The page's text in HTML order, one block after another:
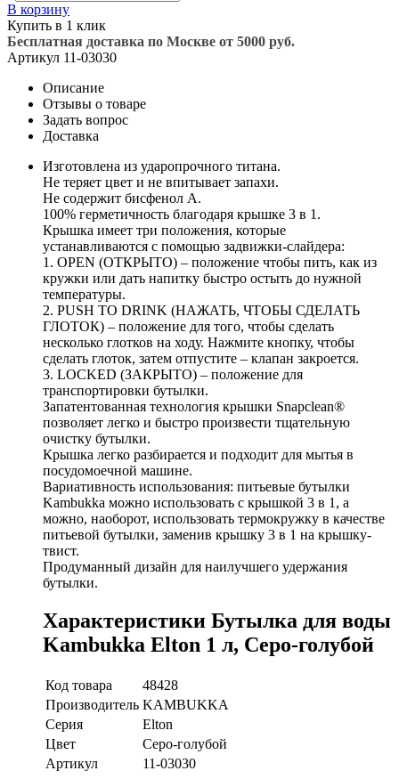
В корзину
Купить в 1 клик
Бесплатная доставка по Москве от 5000 руб.
Артикул 11-03030
Описание
Отзывы о товаре
Задать вопрос
Доставка
Изготовлена из ударопрочного титана.
Не теряет цвет и не впитывает запахи.
Не содержит бисфенол А.
100% герметичность благодаря крышке 3 в 1.
Крышка имеет три положения, которые
устанавливаются с помощью задвижки-слайдера:
1. OPEN (ОТКРЫТО) – положение чтобы пить, как из
кружки или дать напитку быстро остыть до нужной
температуры.
2. PUSH TO DRINK (НАЖАТЬ, ЧТОБЫ СДЕЛАТЬ
ГЛОТОК) – положение для того, чтобы сделать
несколько глотков на ходу. Нажмите кнопку, чтобы
сделать глоток, затем отпустите – клапан закроется.
3. LOCKED (ЗАКРЫТО) – положение для
транспортировки бутылки.
Запатентованная технология крышки Snapclean®
позволяет легко и быстро произвести тщательную
очистку бутылки.
Крышка легко разбирается и подходит для мытья в
посудомоечной машине.
Вариативность использования: питьевые бутылки
Kambukka можно использовать с крышкой 3 в 1, а
можно, наоборот, использовать термокружку в качестве
питьевой бутылки, заменив крышку 3 в 1 на крышку-
твист.
Продуманный дизайн для наилучшего удержания
бутылки.
Характеристики Бутылка для воды
Kambukka Elton 1 л, Серо-голубой
Код товара
48428
Производитель KAMBUKKA
Серия
Elton
Цвет
Серо-голубой
Артикул
11-03030